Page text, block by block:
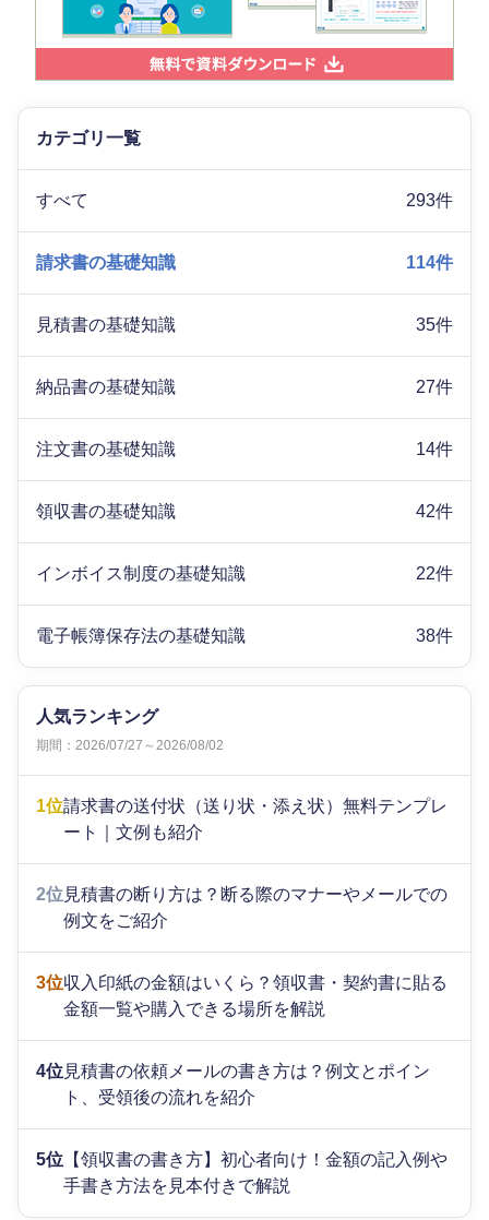
カテゴリ一覧
すべて 293件
請求書の基礎知識 114件
見積書の基礎知識 35件
納品書の基礎知識 27件
注文書の基礎知識 14件
領収書の基礎知識 42件
インボイス制度の基礎知識 22件
電子帳簿保存法の基礎知識 38件
人気ランキング
期間：2026/07/27～2026/08/02
1位請求書の送付状（送り状・添え状）無料テンプレ
ート｜文例も紹介
2位見積書の断り方は？断る際のマナーやメールでの
例文をご紹介
3位収入印紙の金額はいくら？領収書・契約書に貼る
金額一覧や購入できる場所を解説
4位見積書の依頼メールの書き方は？例文とポイン
ト、受領後の流れを紹介
5位 【領収書の書き方】初心者向け！金額の記入例や
手書き方法を見本付きで解説